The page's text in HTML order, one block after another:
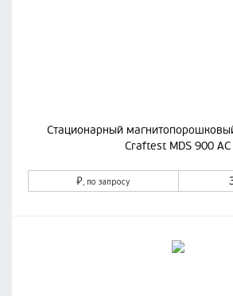
Стационарный
Craftest MDS 900 AC
₽, по запросу